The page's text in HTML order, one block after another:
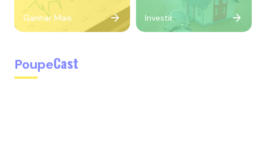
Ganhar Mais Investir
PoupeCast